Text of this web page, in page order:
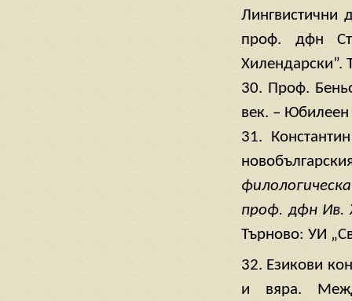
Лингвистични
проф. дфн
Хилендарски”.
30. Проф.
век. – Юбилеен
31.
проф. дфн Ив.
Търново: УИ
32. Езикови
и вяра.